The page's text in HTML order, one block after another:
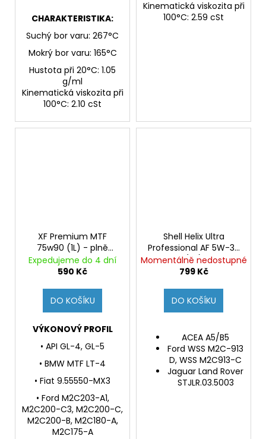
CHARAKTERISTIKA:
Suchý bor varu: 267°C
Mokrý bor varu: 165°C
Hustota při 20°C: 1.05
g/ml
Kinematická viskozita při
100°C: 2.10 cSt
Kinematická viskozita při
100°C: 2.59 cSt
XF Premium MTF
75w90 (1L) - plně
syntetický olej pro
manuální převodovky,
diferenciály
Expedujeme do 4 dní
590 Kč
DO KOŠÍKU
VÝKONOVÝ PROFIL
• API GL-4, GL-5
• BMW MTF LT-4
• Fiat 9.55550-MX3
• Ford M2C203-A1,
M2C200-C3, M2C200-C,
M2C200-B, M2C180-A,
M2C175-A
Shell Helix Ultra
Professional AF 5W-30
(4L)
Momentálně nedostupné
799 Kč
DO KOŠÍKU
ACEA A5/B5
Ford WSS M2C-913
D, WSS M2C913-C
Jaguar Land Rover
STJLR.03.5003